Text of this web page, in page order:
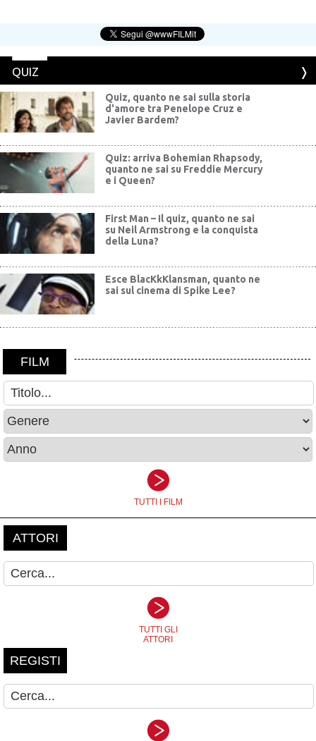
QUIZ
Quiz, quanto ne sai sulla storia
d'amore tra Penelope Cruz e
Javier Bardem?
Quiz: arriva Bohemian Rhapsody,
quanto ne sai su Freddie Mercury
e i Queen?
First Man – Il quiz, quanto ne sai
su Neil Armstrong e la conquista
della Luna?
Esce BlacKkKlansman, quanto ne
sai sul cinema di Spike Lee?